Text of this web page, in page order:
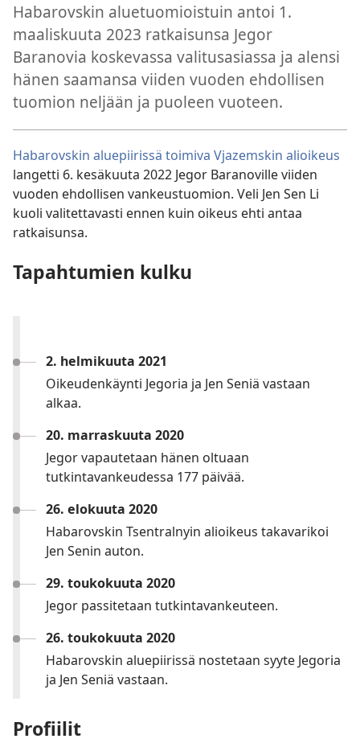
Habarovskin aluetuomioistuin antoi 1.
maaliskuuta 2023 ratkaisunsa Jegor
Baranovia koskevassa valitusasiassa ja alensi
hänen saamansa viiden vuoden ehdollisen
tuomion neljään ja puoleen vuoteen.
Habarovskin aluepiirissä toimiva Vjazemskin alioikeus
langetti 6. kesäkuuta 2022 Jegor Baranoville viiden
vuoden ehdollisen vankeustuomion. Veli Jen Sen Li
kuoli valitettavasti ennen kuin oikeus ehti antaa
ratkaisunsa.
Tapahtumien kulku
2. helmikuuta 2021
Oikeudenkäynti Jegoria ja Jen Seniä vastaan
alkaa.
20. marraskuuta 2020
Jegor vapautetaan hänen oltuaan
tutkintavankeudessa 177 päivää.
26. elokuuta 2020
Habarovskin Tsentralnyin alioikeus takavarikoi
Jen Senin auton.
29. toukokuuta 2020
Jegor passitetaan tutkintavankeuteen.
26. toukokuuta 2020
Habarovskin aluepiirissä nostetaan syyte Jegoria
ja Jen Seniä vastaan.
Profiilit